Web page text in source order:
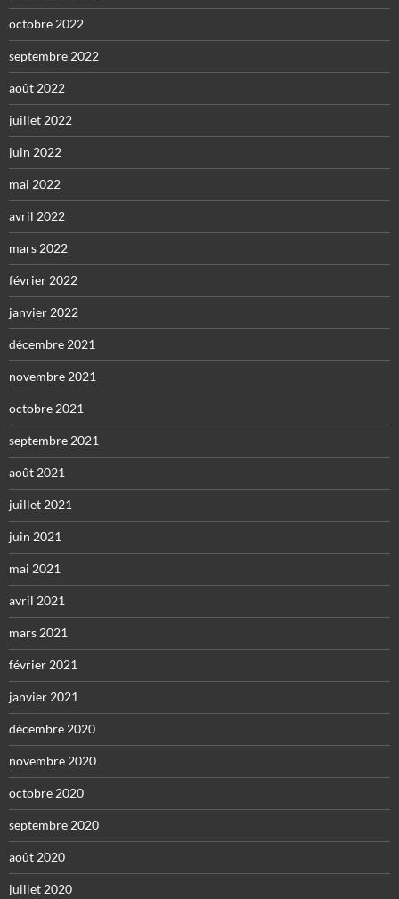
octobre 2022
septembre 2022
août 2022
juillet 2022
juin 2022
mai 2022
avril 2022
mars 2022
février 2022
janvier 2022
décembre 2021
novembre 2021
octobre 2021
septembre 2021
août 2021
juillet 2021
juin 2021
mai 2021
avril 2021
mars 2021
février 2021
janvier 2021
décembre 2020
novembre 2020
octobre 2020
septembre 2020
août 2020
juillet 2020